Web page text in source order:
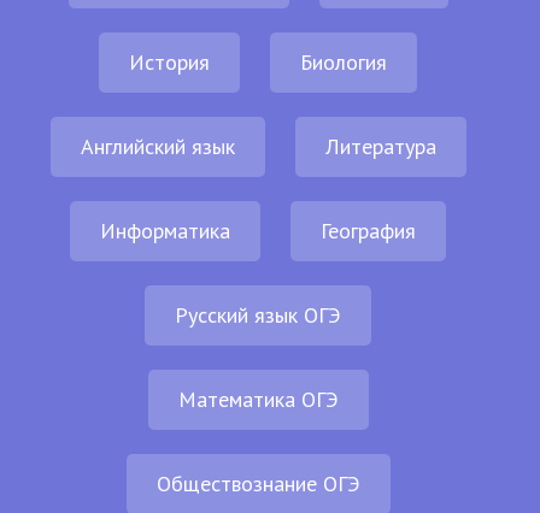
История Биология
Английский язык Литература
Информатика География
Русский язык ОГЭ
Математика ОГЭ
Обществознание ОГЭ